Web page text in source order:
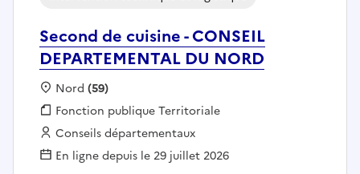
Second de cuisine - CONSEIL
DEPARTEMENTAL DU NORD
Localisation :
Nord (59)
Fonction publique :
Fonction publique Territoriale
Employeur :
Conseils départementaux
En ligne depuis le 29 juillet 2026